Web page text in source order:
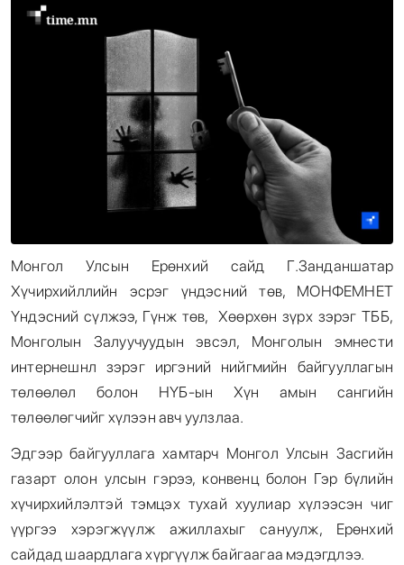
Эрэн Сурвалжилга
Монгол Улсын Ерөнхий сайд Г.Занданшатар
Хүчирхийллийн эсрэг үндэсний төв, МОНФЕМНЕТ
Үндэсний сүлжээ, Гүнж төв, Хөөрхөн зүрх зэрэг ТББ,
Монголын Залуучуудын эвсэл, Монголын эмнести
интернешнл зэрэг иргэний нийгмийн байгууллагын
төлөөлөл болон НҮБ-ын Хүн амын сангийн
төлөөлөгчийг хүлээн авч уулзлаа.
Эдгээр байгууллага хамтарч Монгол Улсын Засгийн
газарт олон улсын гэрээ, конвенц болон Гэр бүлийн
хүчирхийлэлтэй тэмцэх тухай хуулиар хүлээсэн чиг
үүргээ хэрэгжүүлж ажиллахыг сануулж, Ерөнхий
сайдад шаардлага хүргүүлж байгаагаа мэдэгдлээ.